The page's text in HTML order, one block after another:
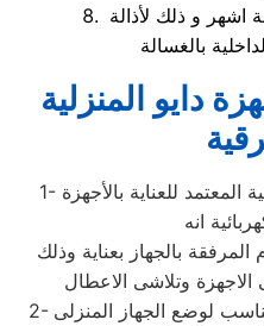
و ذلك لأذالة
دايو المنزلية
1- يوصى مركز صيانه دايو الشرقية المعتمد للعناية بالأجهزة
انه
بالجهاز بعناية وذلك
2- كذلك ضرورة اختيار المكان المناسب لوضع الجهاز المنزلى